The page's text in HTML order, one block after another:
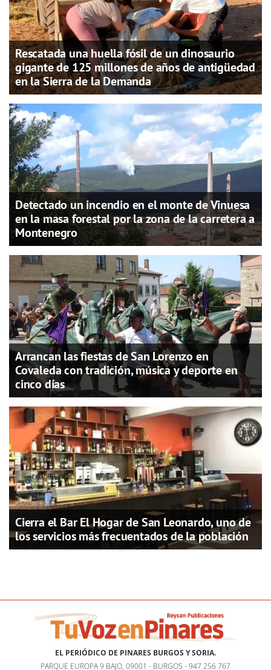
Rescatada una huella fósil de un dinosaurio
gigante de 125 millones de años de antigüedad
en la Sierra de la Demanda
Detectado un incendio en el monte de Vinuesa
en la masa forestal por la zona de la carretera a
Montenegro
Arrancan las fiestas de San Lorenzo en
Covaleda con tradición, música y deporte en
cinco días
Cierra el Bar El Hogar de San Leonardo, uno de
los servicios más frecuentados de la población
EL PERIÓDICO DE PINARES BURGOS Y SORIA.
PARQUE EUROPA 9 BAJO, 09001 - BURGOS - 947 256 767